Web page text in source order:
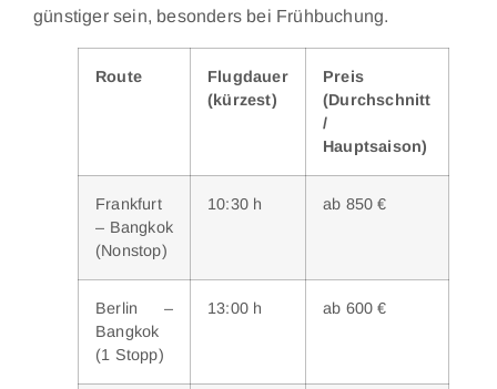
günstiger sein, besonders bei Frühbuchung.
Route
Flugdauer
(kürzest)
Preis
(Durchschnitt
/
Hauptsaison)
Frankfurt
– Bangkok
(Nonstop)
10:30 h ab 850 €
Berlin –
Bangkok
(1 Stopp)
13:00 h ab 600 €